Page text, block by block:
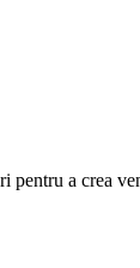
a crea